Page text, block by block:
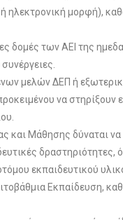
ηλεκτρονική μορφή),
δομές των ΑΕΙ της
μελών ΔΕΠ ή
να στηρίξουν
και Μάθησης δύναται
εκπαιδευτικού
Εκπαίδευση,